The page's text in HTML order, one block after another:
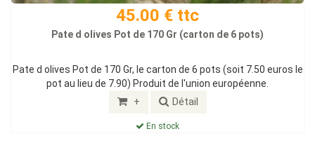
45.00 € ttc
Pate d olives Pot de 170 Gr (carton de 6 pots)
Pate d olives Pot de 170 Gr, le carton de 6 pots (soit 7.50 euros le
pot au lieu de 7.90) Produit de l'union européenne.
+ Détail
En stock